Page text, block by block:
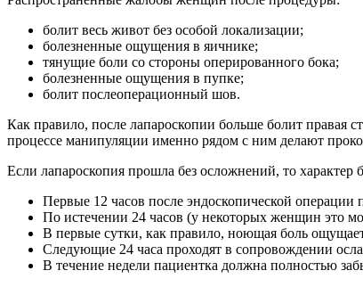
болит весь живот без особой локализации;
болезненные ощущения в яичнике;
тянущие боли со стороны оперированного бока;
болезненные ощущения в пупке;
болит послеоперационный шов.
Как правило, после лапароскопии больше болит правая
процессе манипуляции именно рядом с ним делают
Если лапароскопия прошла без осложнений, то характер
Первые 12 часов после эндоскопической
По истечении 24 часов (у некоторых женщин это
В первые сутки, как правило, ноющая боль
Следующие 24 часа проходят в сопровождении
В течение недели пациентка должна полностью